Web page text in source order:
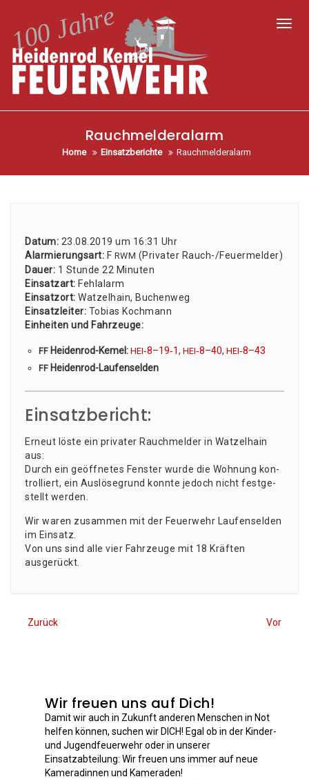
Rauchmelderalarm
Home Einsatzberichte Rauchmelderalarm
Datum: 23.08.2019 um 16:31 Uhr
Alar­mie­rungs­art: F RWM (Pri­va­ter Rauch-/Feu­er­mel­der)
Dau­er: 1 Stun­de 22 Minu­ten
Ein­satz­art: Fehl­alarm
Ein­satz­ort: Wat­zel­hain, Buchen­weg
Ein­satz­lei­ter: Tobi­as Koch­mann
Ein­hei­ten und Fahr­zeu­ge:
FF Hei­den­rod-Kemel: HEI‑8–19‑1, HEI‑8–40, HEI‑8–43
FF Hei­den­rod-Lau­fen­sel­den
Einsatzbericht:
Erneut lös­te ein pri­va­ter Rauch­mel­der in Wat­zel­hain
aus:
Durch ein geöff­ne­tes Fens­ter wur­de die Woh­nung kon­
trol­liert, ein Aus­lö­se­grund konn­te jedoch nicht fest­ge­
stellt werden.
Wir waren zusam­men mit der Feu­er­wehr Lau­fen­sel­den
im Ein­satz.
Von uns sind alle vier Fahr­zeu­ge mit 18 Kräf­ten
ausgerückt.
Zurück Vor
Wir freuen uns auf Dich!
Damit wir auch in Zukunft anderen Menschen in Not
helfen können, suchen wir DICH! Egal ob in der Kinder-
und Jugendfeuerwehr oder in unserer
Einsatzabteilung: Wir freuen uns immer auf neue
Kameradinnen und Kameraden!